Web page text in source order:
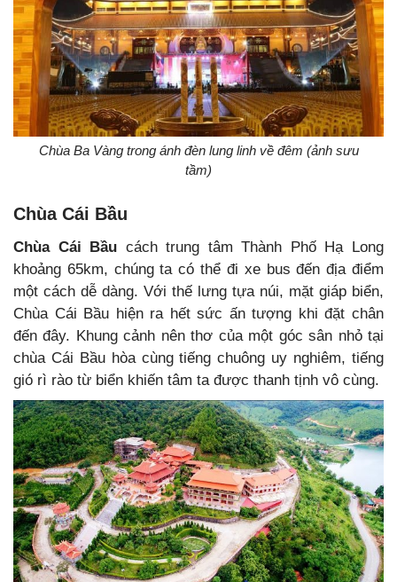
Chùa Ba Vàng trong ánh đèn lung linh về đêm (ảnh sưu
tầm)
Chùa Cái Bầu
Chùa Cái Bầu cách trung tâm Thành Phố Hạ Long
khoảng 65km, chúng ta có thể đi xe bus đến địa điểm
một cách dễ dàng. Với thế lưng tựa núi, mặt giáp biển,
Chùa Cái Bầu hiện ra hết sức ấn tượng khi đặt chân
đến đây. Khung cảnh nên thơ của một góc sân nhỏ tại
chùa Cái Bầu hòa cùng tiếng chuông uy nghiêm, tiếng
gió rì rào từ biển khiến tâm ta được thanh tịnh vô cùng.